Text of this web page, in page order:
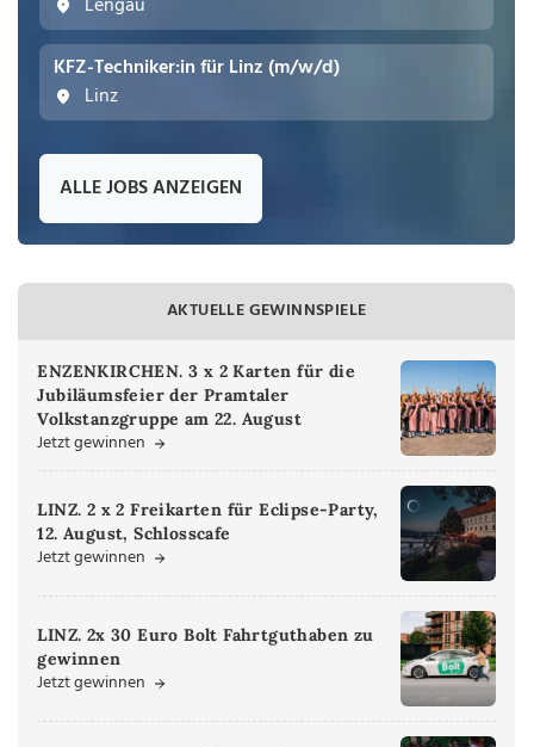
Lengau
KFZ-Techniker:in für Linz (m/w/d)
Linz
ALLE JOBS ANZEIGEN
AKTUELLE GEWINNSPIELE
ENZENKIRCHEN. 3 x 2 Karten für die
Jubiläumsfeier der Pramtaler
Volkstanzgruppe am 22. August
Jetzt gewinnen
LINZ. 2 x 2 Freikarten für Eclipse-Party,
12. August, Schlosscafe
Jetzt gewinnen
LINZ. 2x 30 Euro Bolt Fahrtguthaben zu
gewinnen
Jetzt gewinnen